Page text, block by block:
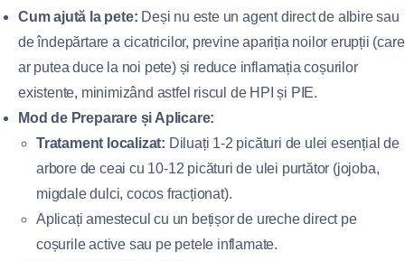
Cum ajută la pete: Deși nu este un agent direct de albire sau
de îndepărtare a cicatricilor, previne apariția noilor erupții (care
ar putea duce la noi pete) și reduce inflamația coșurilor
existente, minimizând astfel riscul de HPI și PIE.
Mod de Preparare și Aplicare:
Tratament localizat: Diluați 1-2 picături de ulei esențial de
arbore de ceai cu 10-12 picături de ulei purtător (jojoba,
migdale dulci, cocos fracționat).
Aplicați amestecul cu un bețișor de ureche direct pe
coșurile active sau pe petele inflamate.